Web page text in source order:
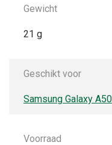
Gewicht
21 g
Geschikt voor
Samsung Galaxy A50
Voorraad